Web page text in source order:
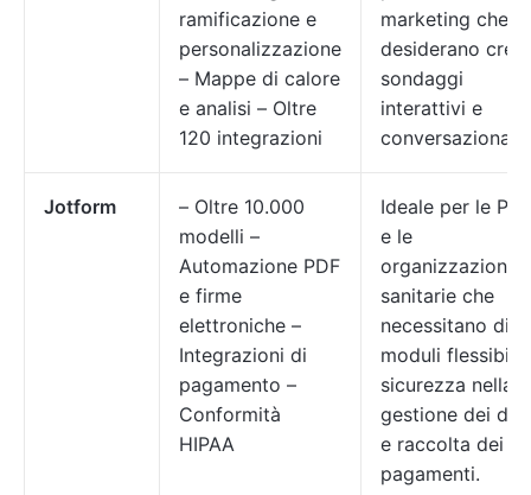
ramificazione e
personalizzazione
– Mappe di calore
e analisi – Oltre
120 integrazioni
marketing che
desiderano
sondaggi
interattivi e
conversazionali.
Jotform
– Oltre 10.000
modelli –
Automazione PDF
e firme
elettroniche –
Integrazioni di
pagamento –
Conformità
HIPAA
Ideale per le PMI
e le
organizzazioni
sanitarie che
necessitano di
moduli flessibili,
sicurezza nella
gestione dei dati
e raccolta dei
pagamenti.